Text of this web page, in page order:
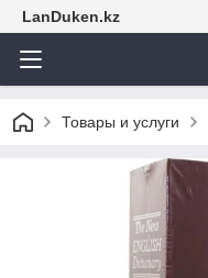
LanDuken.kz
Товары и услуги